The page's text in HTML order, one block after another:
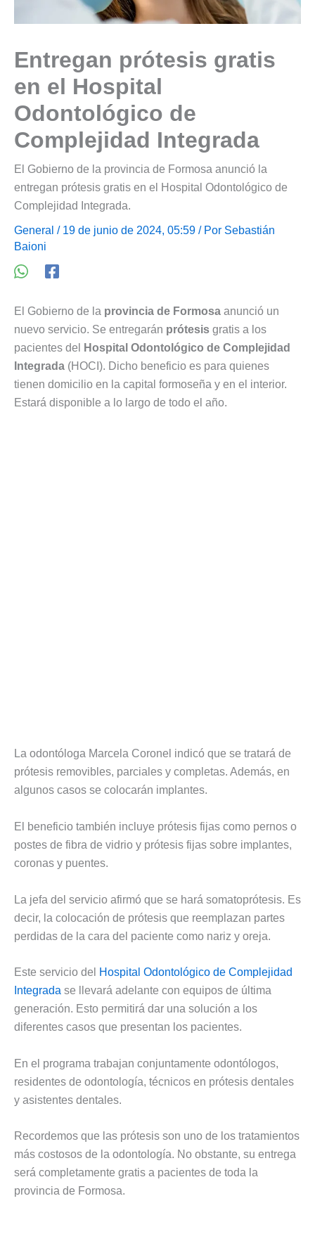
Entregan prótesis gratis
en el Hospital
Odontológico de
Complejidad Integrada
El Gobierno de la provincia de Formosa anunció la
entregan prótesis gratis en el Hospital Odontológico de
Complejidad Integrada.
General / 19 de junio de 2024, 05:59 / Por Sebastián
Baioni
El Gobierno de la provincia de Formosa anunció un
nuevo servicio. Se entregarán prótesis gratis a los
pacientes del
Hospital Odontológico de Complejidad
Integrada (HOCI). Dicho beneficio es para quienes
tienen domicilio en la capital formoseña y en el interior.
Estará disponible a lo largo de todo el año.
La odontóloga Marcela Coronel indicó que se tratará de
prótesis removibles, parciales y completas. Además, en
algunos casos se colocarán implantes.
El beneficio también incluye prótesis fijas como pernos o
postes de fibra de vidrio y prótesis fijas sobre implantes,
coronas y puentes.
La jefa del servicio afirmó que se hará somatoprótesis. Es
decir, la colocación de prótesis que reemplazan partes
perdidas de la cara del paciente como nariz y oreja.
Este servicio del
Hospital Odontológico de Complejidad
Integrada se llevará adelante con equipos de última
generación. Esto permitirá dar una solución a los
diferentes casos que presentan los pacientes.
En el programa trabajan conjuntamente odontólogos,
residentes de odontología, técnicos en prótesis dentales
y asistentes dentales.
Recordemos que las prótesis son uno de los tratamientos
más costosos de la odontología. No obstante, su entrega
será completamente gratis a pacientes de toda la
provincia de Formosa.